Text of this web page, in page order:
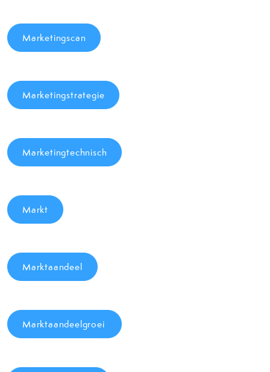
Marketingscan
Marketingstrategie
Marketingtechnisch
Markt
Marktaandeel
Marktaandeelgroei